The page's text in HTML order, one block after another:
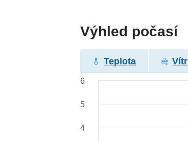
Výhled počasí
Teplota Vítr
6
5
4